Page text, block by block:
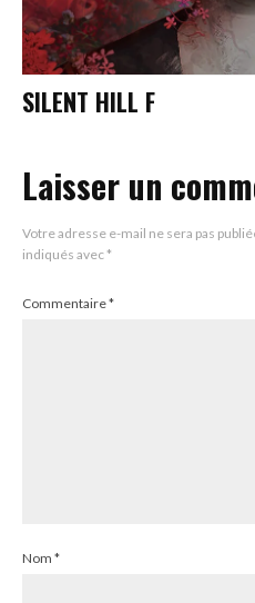
SILENT HILL F
Laisser un
Votre adresse e-mail ne sera pas
indiqués avec*
Commentaire*
Nom *